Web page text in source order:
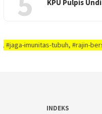
KPU Pulpis
tubuh, #rajin-
INDEKS